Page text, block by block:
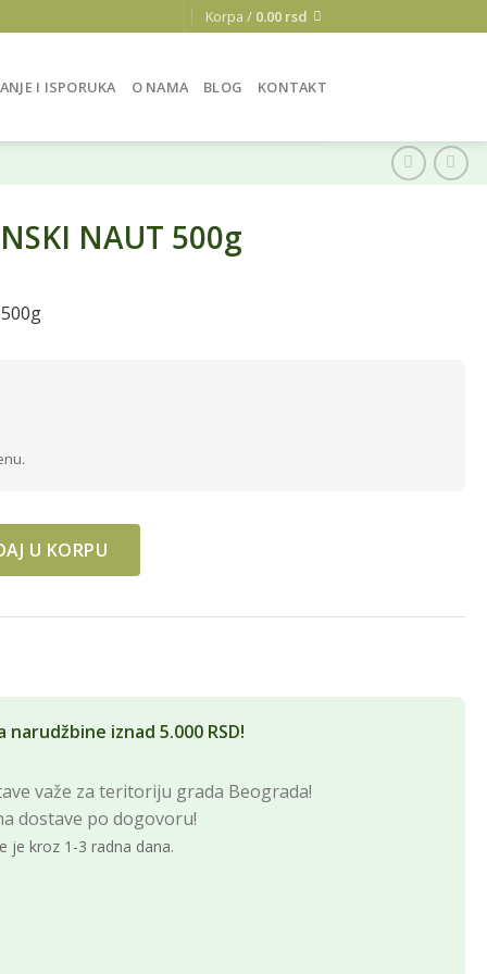
Korpa / 0.00 rsd
I ISPORUKA O NAMA BLOG KONTAKT
NAUT 500g
quantity
U KORPU
iznad 5.000 RSD!
važe za teritoriju grada Beograda!
dostave po dogovoru!
je kroz 1-3 radna dana.